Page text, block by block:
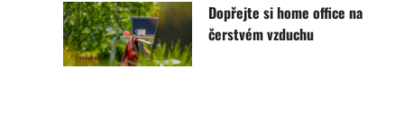
Dopřejte si home office na
čerstvém vzduchu